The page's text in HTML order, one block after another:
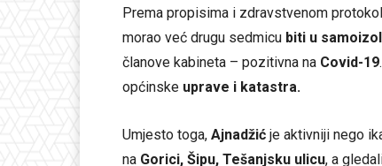
Prema propisima i zdravstvenom
morao već drugu sedmicu biti u
članove kabineta – pozitivna na Covid-19
općinske uprave i katastra.
Umjesto toga, Ajnadžić je aktivniji nego
na Gorici, Šipu, Tešanjsku ulicu, a